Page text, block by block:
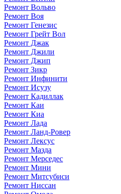
Ремонт Вольво
Ремонт Воя
Ремонт Генезис
Ремонт Грейт Вол
Ремонт Джак
Ремонт Джили
Ремонт Джип
Ремонт Зикр
Ремонт Инфинити
Ремонт Исузу
Ремонт Кадиллак
Ремонт Каи
Ремонт Киа
Ремонт Лада
Ремонт Ланд-Ровер
Ремонт Лексус
Ремонт Мазда
Ремонт Мерседес
Ремонт Мини
Ремонт Митсубиси
Ремонт Ниссан